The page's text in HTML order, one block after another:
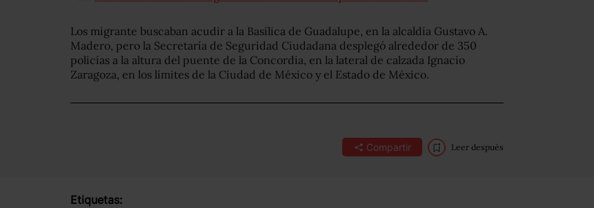
Los migrante buscaban acudir a la Basílica de Guadalupe, en la alcaldía Gustavo A.
Madero, pero la Secretaría de Seguridad Ciudadana desplegó alrededor de 350
policías a la altura del puente de la Concordia, en la lateral de calzada Ignacio
Zaragoza, en los límites de la Ciudad de México y el Estado de México.
Compartir Leer después
Etiquetas: